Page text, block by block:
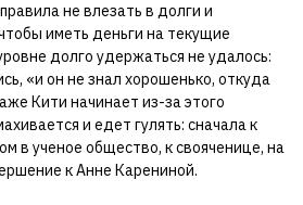
не влезать в долги и
иметь деньги на текущие
долго удержаться не удалось:
«и он не знал хорошенько, откуда
Кити начинает из-за этого
и едет гулять: сначала к
в ученое общество, к свояченице, на
к Анне Карениной.